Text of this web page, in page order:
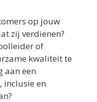
op jouw
zij verdienen?
of
kwaliteit te
aan een
en